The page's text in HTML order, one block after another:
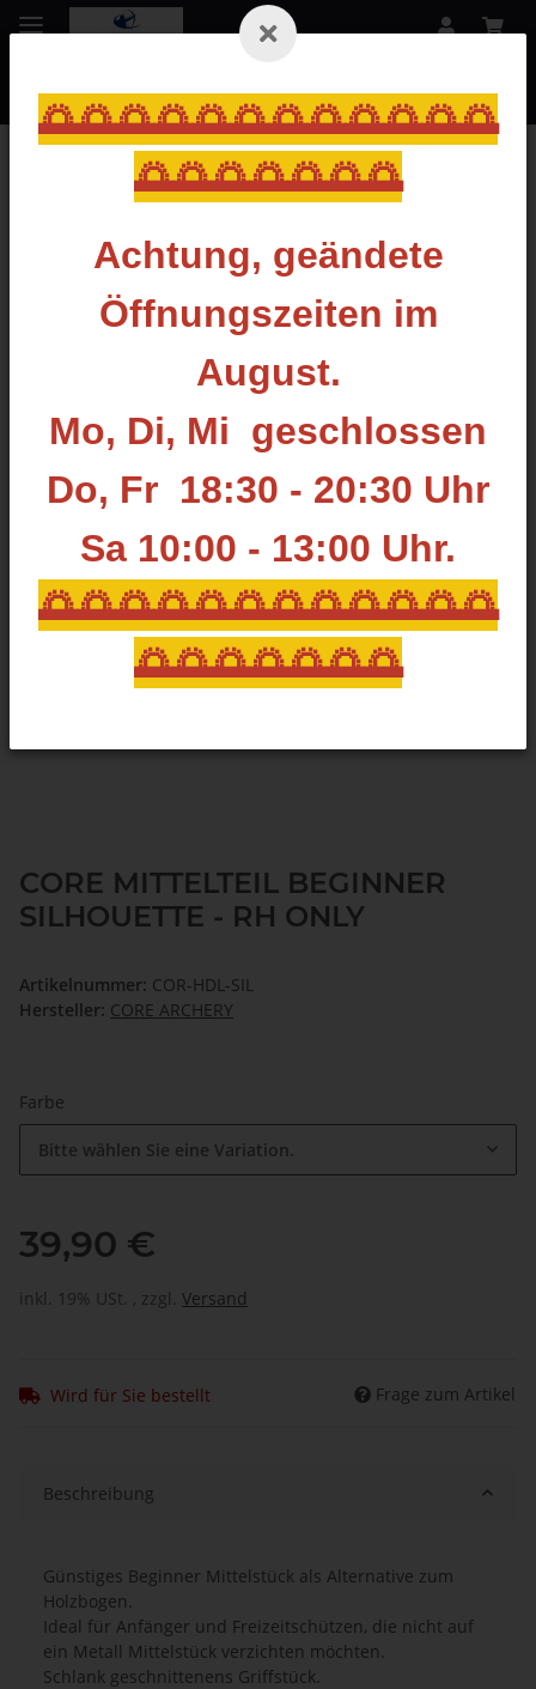
🌅🌅🌅🌅🌅🌅🌅🌅🌅🌅🌅🌅
🌅🌅🌅🌅🌅🌅🌅
Achtung, geändete
Öffnungszeiten im
August.
Mo, Di, Mi geschlossen
Do, Fr 18:30 - 20:30 Uhr
Sa 10:00 - 13:00 Uhr.
🌅🌅🌅🌅🌅🌅🌅🌅🌅🌅🌅🌅
🌅🌅🌅🌅🌅🌅🌅
Zurück zur Liste SONSTIGE
CORE MITTELTEIL BEGINNER
SILHOUETTE - RH ONLY
Artikelnummer: COR-HDL-SIL
Hersteller: CORE ARCHERY
Farbe
Bitte wählen Sie eine Variation.
39,90 €
inkl. 19% USt. , zzgl. Versand
Wird für Sie bestellt Frage zum Artikel
Beschreibung
Günstiges Beginner Mittelstück als Alternative zum
Holzbogen.
Ideal für Anfänger und Freizeitschützen, die nicht auf
ein Metall Mittelstück verzichten möchten.
Schlank geschnittenens Griffstück.